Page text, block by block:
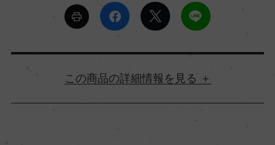
詳細情報